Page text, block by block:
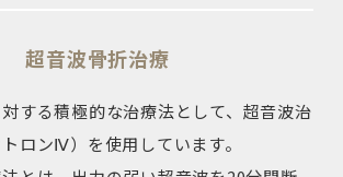
超音波骨折治療
する積極的な治療法として、超音波治
ロンⅣ）を使用しています。